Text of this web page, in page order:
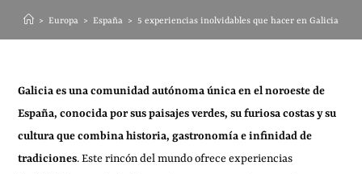
> Europa > España > 5 experiencias inolvidables que hacer en Galicia
Galicia es una comunidad autónoma única en el noroeste de
España, conocida por sus paisajes verdes, su furiosa costas y su
cultura que combina historia, gastronomía e infinidad de
tradiciones. Este rincón del mundo ofrece experiencias